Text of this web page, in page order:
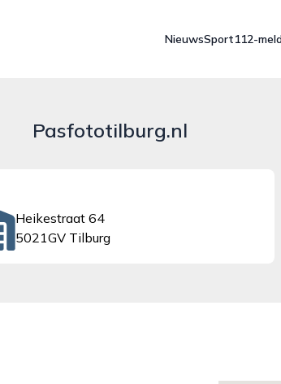
NieuwsSport112-
Pasfototilburg.nl
Heikestraat 64
5021GV Tilburg